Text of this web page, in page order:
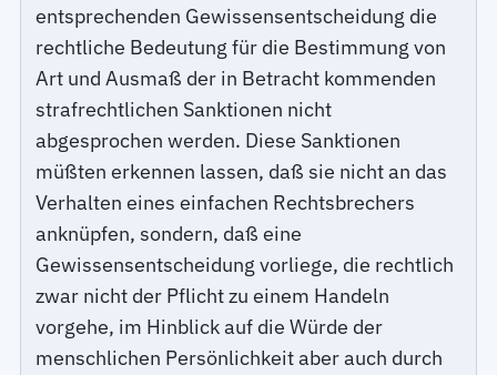
entsprechenden Gewissensentscheidung die
rechtliche Bedeutung für die Bestimmung von
Art und Ausmaß der in Betracht kommenden
strafrechtlichen Sanktionen nicht
abgesprochen werden. Diese Sanktionen
müßten erkennen lassen, daß sie nicht an das
Verhalten eines einfachen Rechtsbrechers
anknüpfen, sondern, daß eine
Gewissensentscheidung vorliege, die rechtlich
zwar nicht der Pflicht zu einem Handeln
vorgehe, im Hinblick auf die Würde der
menschlichen Persönlichkeit aber auch durch